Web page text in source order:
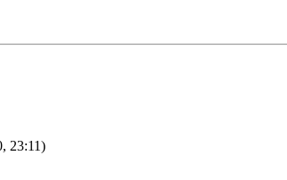
23:11)